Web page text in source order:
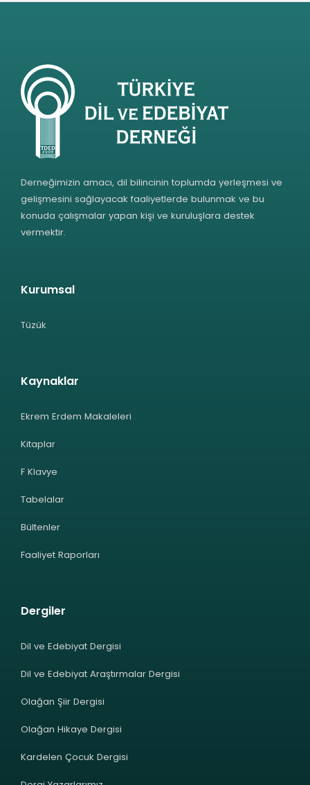
Derneğimizin amacı, dil bilincinin toplumda yerleşmesi ve
gelişmesini sağlayacak faaliyetlerde bulunmak ve bu
konuda çalışmalar yapan kişi ve kuruluşlara destek
vermektir.
Kurumsal
Tüzük
Kaynaklar
Ekrem Erdem Makaleleri
Kitaplar
F Klavye
Tabelalar
Bültenler
Faaliyet Raporları
Dergiler
Dil ve Edebiyat Dergisi
Dil ve Edebiyat Araştırmalar Dergisi
Olağan Şiir Dergisi
Olağan Hikaye Dergisi
Kardelen Çocuk Dergisi